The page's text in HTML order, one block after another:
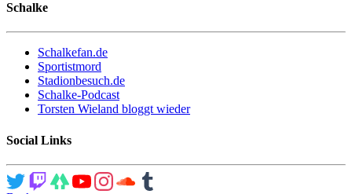
Schalke
Schalkefan.de
Sportistmord
Stadionbesuch.de
Schalke-Podcast
Torsten Wieland bloggt wieder
Social Links